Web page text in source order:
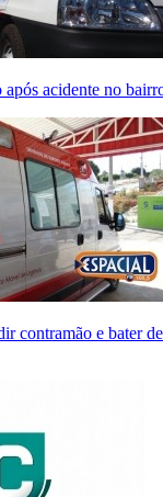
acidente no
contramão e bater